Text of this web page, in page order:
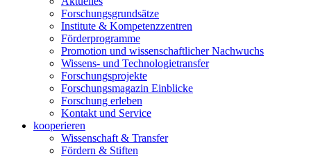
Forschungsgrundsätze
Institute & Kompetenzzentren
Förderprogramme
Promotion und wissenschaftlicher Nachwuchs
Wissens- und Technologietransfer
Forschungsprojekte
Forschungsmagazin Einblicke
Forschung erleben
Kontakt und Service
kooperieren
Wissenschaft & Transfer
Fördern & Stiften